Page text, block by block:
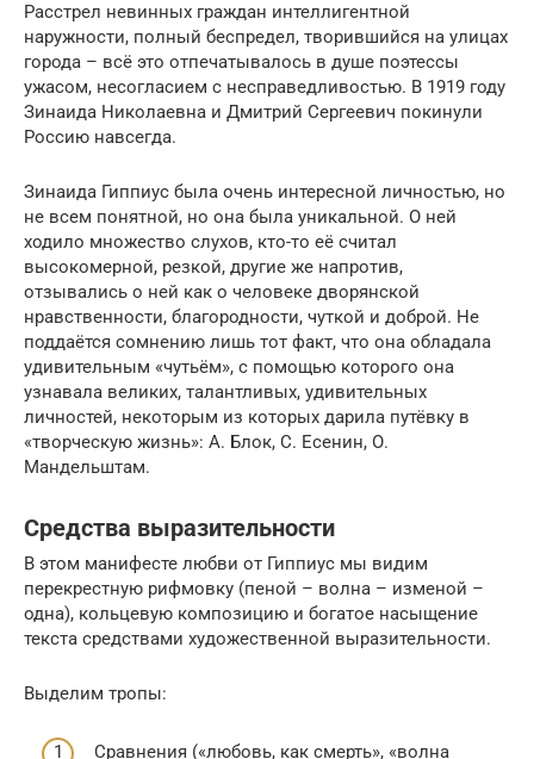
Расстрел невинных граждан интеллигентной
наружности, полный беспредел, творившийся на улицах
города – всё это отпечатывалось в душе поэтессы
ужасом, несогласием с несправедливостью. В 1919 году
Зинаида Николаевна и Дмитрий Сергеевич покинули
Россию навсегда.
Зинаида Гиппиус была очень интересной личностью, но
не всем понятной, но она была уникальной. О ней
ходило множество слухов, кто-то её считал
высокомерной, резкой, другие же напротив,
отзывались о ней как о человеке дворянской
нравственности, благородности, чуткой и доброй. Не
поддаётся сомнению лишь тот факт, что она обладала
удивительным «чутьём», с помощью которого она
узнавала великих, талантливых, удивительных
личностей, некоторым из которых дарила путёвку в
«творческую жизнь»: А. Блок, С. Есенин, О.
Мандельштам.
Средства выразительности
В этом манифесте любви от Гиппиус мы видим
перекрестную рифмовку (пеной – волна – изменой –
одна), кольцевую композицию и богатое насыщение
текста средствами художественной выразительности.
Выделим тропы:
Сравнения («любовь, как смерть», «волна